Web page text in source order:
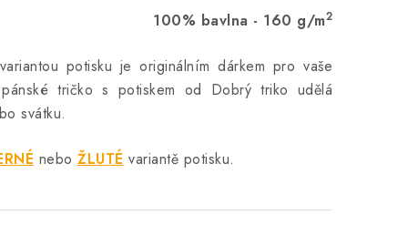
100% bavlna - 160 g/m2
potisku je originálním dárkem pro vaše
tričko s potiskem od Dobrý triko udělá
svátku.
nebo ŽLUTÉ variantě potisku.